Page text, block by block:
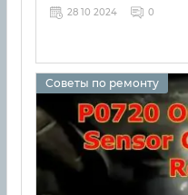
28 10 2024 0
Советы по ремонту